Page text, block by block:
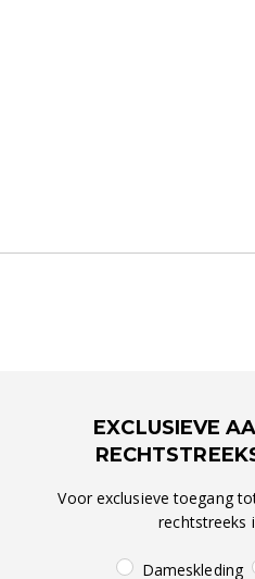
EXCLUSIEVE
Voor exclusieve toegang
rechtstreeks
Dameskleding